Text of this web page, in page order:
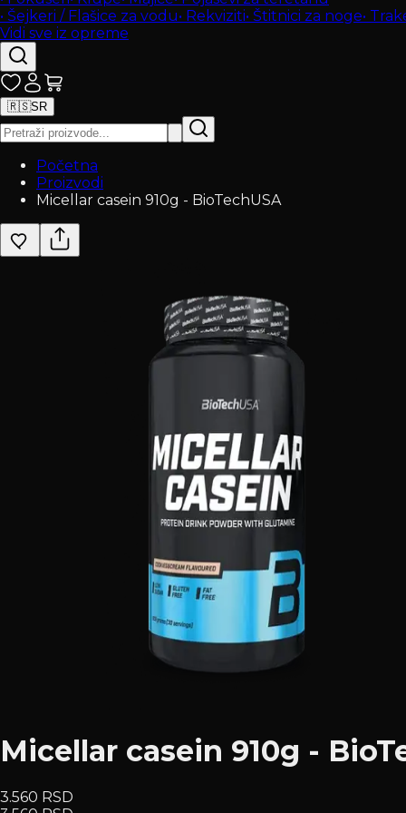
• Šejkeri / Flašice za vodu• Rekviziti• Štitnici za noge•
Vidi sve iz opreme
🇷🇸SR
Početna
Proizvodi
Micellar casein 910g - BioTechUSA
Micellar casein 910g -
3.560 RSD